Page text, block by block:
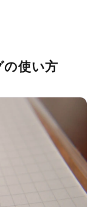
使い方